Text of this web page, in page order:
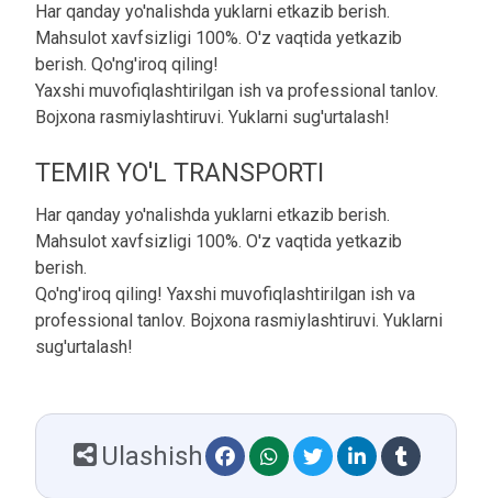
Har qanday yo'nalishda yuklarni etkazib berish.
Mahsulot xavfsizligi 100%. O'z vaqtida yetkazib
berish. Qo'ng'iroq qiling!
Yaxshi muvofiqlashtirilgan ish va professional tanlov.
Bojxona rasmiylashtiruvi. Yuklarni sug'urtalash!
TEMIR YO'L TRANSPORTI
Har qanday yo'nalishda yuklarni etkazib berish.
Mahsulot xavfsizligi 100%. O'z vaqtida yetkazib
berish.
Qo'ng'iroq qiling! Yaxshi muvofiqlashtirilgan ish va
professional tanlov. Bojxona rasmiylashtiruvi. Yuklarni
sug'urtalash!
Ulashish